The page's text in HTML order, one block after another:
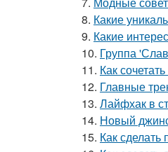
8. Какие
9. Какие
10. Группа
11. Как
12. Главные
13. Лайфхак в
14. Новый
15. Как